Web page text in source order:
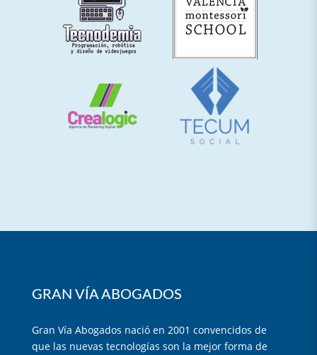
GRAN VÍA ABOGADOS
Gran Vía Abogados nació en 2001 convencidos de
que las nuevas tecnologías son la mejor forma de